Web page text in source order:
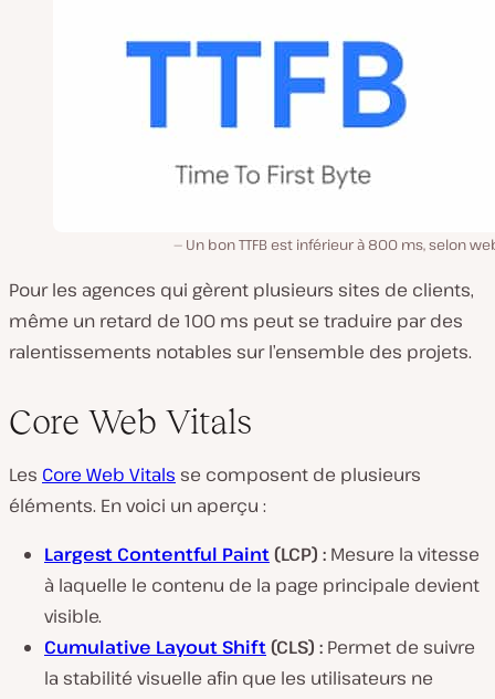
Un bon TTFB est inférieur à 800 ms, selon
Pour les agences qui gèrent plusieurs sites de clients,
même un retard de 100 ms peut se traduire par des
ralentissements notables sur l’ensemble des projets.
Core Web Vitals
Les Core Web Vitals se composent de plusieurs
éléments. En voici un aperçu :
Largest Contentful Paint(LCP) : Mesure la vitesse
à laquelle le contenu de la page principale devient
visible.
Cumulative Layout Shift(CLS) : Permet de suivre
la stabilité visuelle afin que les utilisateurs ne